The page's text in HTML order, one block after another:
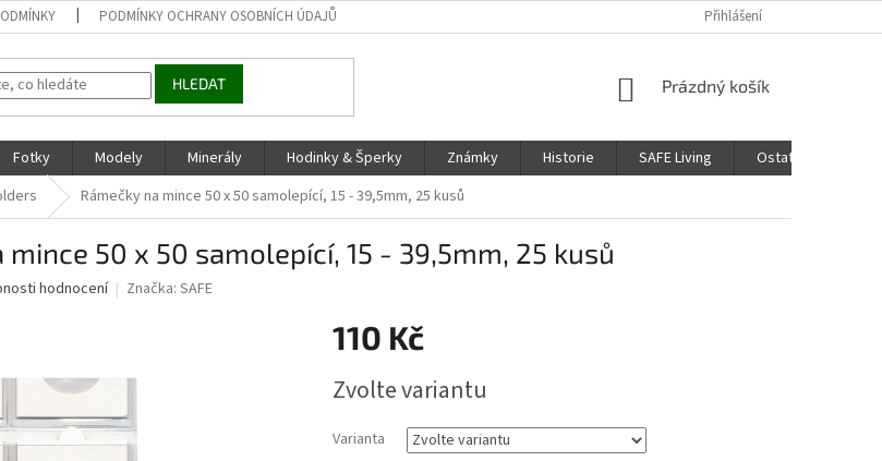
PODMÍNKY OCHRANY OSOBNÍCH ÚDAJŮ Přihlášení
HLEDAT
NÁKUPNÍ
Prázdný košík
Fotky Modely Minerály Hodinky & Šperky Známky Historie SAFE Living Ostatní
Rámečky na mince 50 x 50 samolepící, 15 - 39,5mm, 25 kusů
mince 50 x 50 samolepící, 15 - 39,5mm, 25 kusů
hodnocení Značka: SAFE
110 Kč
cena:
Zvolte variantu
Varianta